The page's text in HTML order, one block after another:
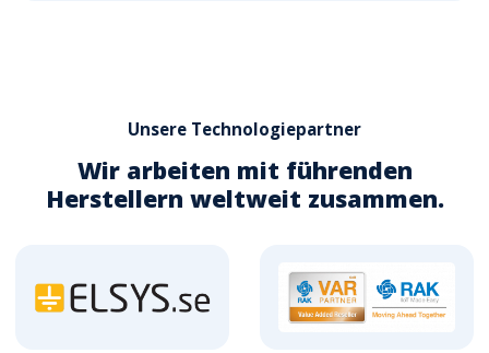
Unsere Technologiepartner
Wir arbeiten mit führenden
Herstellern weltweit zusammen.